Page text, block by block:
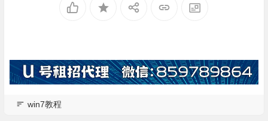
win7教程